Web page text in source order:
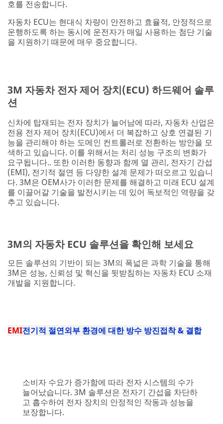
호를 전송합니다.
자동차 ECU는 현대식 차량이 안전하고 효율적, 안정적으로
운행하도록 하는 동시에 운전자가 매일 사용하는 첨단 기술
을 지원하기 때문에 매우 중요합니다.
3M 자동차 전자 제어 장치(ECU) 하드웨어 솔루
션
신차에 탑재되는 전자 장치가 늘어남에 따라, 자동차 산업은
전용 전자 제어 장치(ECU)에서 더 복잡하고 상호 연결된 기
능을 관리해야 하는 도메인 컨트롤러로 전환하는 방안을 모
색하고 있습니다. 이를 위해서는 처리 성능 구조의 변화가
요구됩니다.. 또한 이러한 동향과 함께 열 관리, 전자기 간섭
(EMI), 전기적 절연 등 다양한 설계 문제가 떠오르고 있습니
다. 3M은 OEM사가 이러한 문제를 해결하고 미래 ECU 설계
를 이끌어갈 기술을 발전시키는 데 있어 독보적인 역량을 갖
추고 있습니다.
3M의 자동차 ECU 솔루션을 확인해 보세요
모든 솔루션의 기반이 되는 3M의 폭넓은 과학 기술을 통해
3M은 성능, 신뢰성 및 혁신을 뒷받침하는 자동차 ECU 소재
개발을 지원합니다.
EMI전기적 절연외부 환경에 대한 방수 방진접착 & 결합
소비자 수요가 증가함에 따라 전자 시스템의 수가
늘어났습니다. 3M 솔루션은 전자기 간섭을 차단하
고 흡수하여 전자 장치의 안정적인 작동과 성능을
보장합니다.